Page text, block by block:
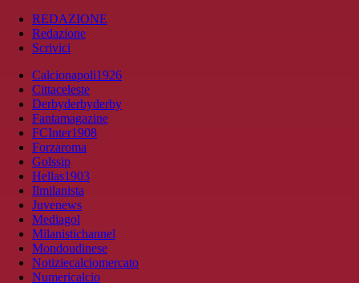
REDAZIONE
Redazione
Scrivici
Calcionapoli1926
Cittaceleste
Derbyderbyderby
Fantamagazine
FCInter1908
Forzaroma
Golssip
Hellas1903
Ilmilanista
Juvenews
Mediagol
Milanistichannel
Mondoudinese
Notiziecalciomercato
Numericalcio